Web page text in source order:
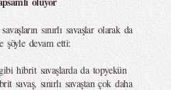
sınırlı savaşlar olarak da
şöyle devam etti:
hibrit savaşlarda da topyekün
savaş, sınırlı savaştan çok daha